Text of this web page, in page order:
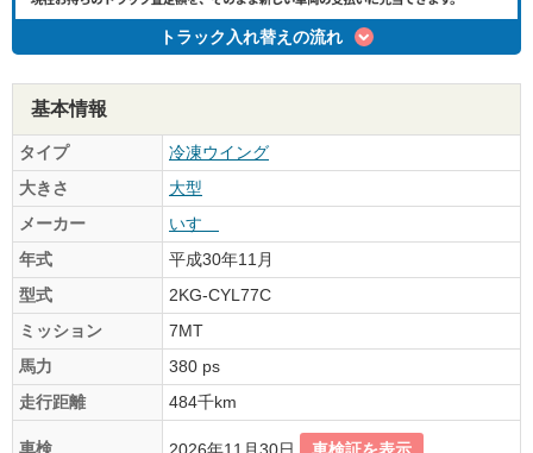
トラック入れ替えの流れ
基本情報
タイプ
冷凍ウイング
大きさ
大型
メーカー
いすゞ
年式
平成30年11月
型式
2KG-CYL77C
ミッション
7MT
馬力
380 ps
走行距離
484千km
車検 2026年11月30日 車検証を表示